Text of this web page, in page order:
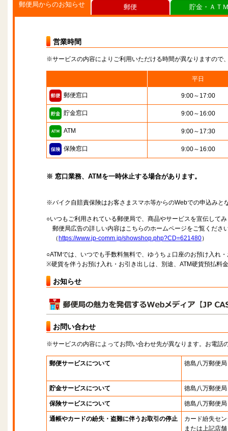
郵便局からのお知らせ
営業時間
※サービスの内容によりご利用いただける時間が異なりますので
平日
郵便窓口 9:00～17:00
貯金窓口 9:00～16:00
ATM 9:00～17:30
保険窓口 9:00～16:00
※ 窓口業務、ATMを一時休止する場合があります。
※バイク自賠責保険はお客さまスマホ等からのWebでの申込みと
○いつもご利用されている郵便局で、商品やサービスを宣伝して
郵便局広告の詳しい内容はこちらのホームページをご覧くださ
（ https://www.jp-comm.jp/showshop.php?CD=621480）
○ATMでは、いつでも手数料無料で、ゆうちょ口座のお預け入れ
※硬貨を伴うお預け入れ・お引き出しは、別途、ATM硬貨預払料
お知らせ
お問い合わせ
※サービスの内容によってお問い合わせ先が異なります。お電話
郵便サービスについて 徳島八万郵便局
貯金サービスについて 徳島八万郵便局
保険サービスについて 徳島八万郵便局
通帳やカードの紛失・盗難に伴うお取引の停止
カード紛失セ
または上記店舗
郵便 貯金・ＡＴ